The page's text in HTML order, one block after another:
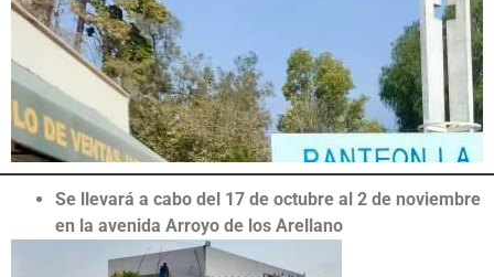
Se llevará a cabo del 17 de octubre al 2 de noviembre
en la avenida Arroyo de los Arellano